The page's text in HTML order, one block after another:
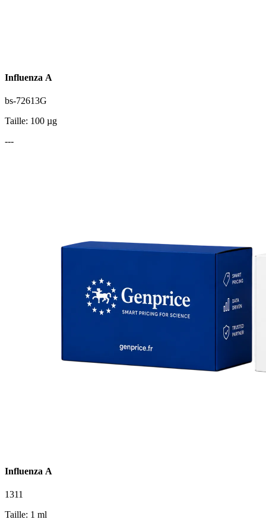
Influenza A
bs-72613G
Taille: 100 µg
---
Influenza A
1311
Taille: 1 ml